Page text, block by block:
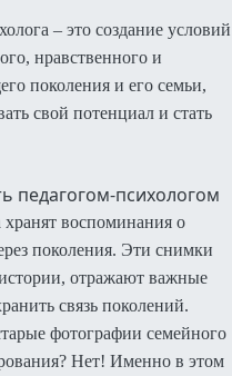
– это создание условий
нравственного и
поколения и его семьи,
свой потенциал и стать
педагогом-психологом
воспоминания о
поколения. Эти снимки
отражают важные
связь поколений.
фотографии семейного
Нет! Именно в этом